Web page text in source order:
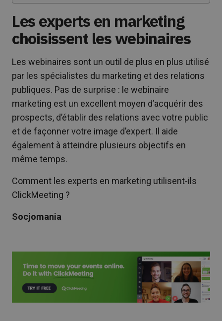
Les experts en marketing
choisissent les webinaires
Les webinaires sont un outil de plus en plus utilisé
par les spécialistes du marketing et des relations
publiques. Pas de surprise : le webinaire
marketing est un excellent moyen d’acquérir des
prospects, d’établir des relations avec votre public
et de façonner votre image d’expert. Il aide
également à atteindre plusieurs objectifs en
même temps.
Comment les experts en marketing utilisent-ils
ClickMeeting ?
Socjomania